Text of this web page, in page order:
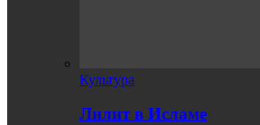
Культура
Лилит в Исламе